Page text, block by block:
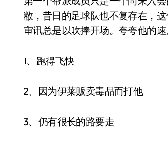
敝，昔日的足球队也不复存在，
审讯总是以吹捧开场。夸夸他的
1、跑得飞快
2、因为伊莱贩卖毒品而打他
3、仍有很长的路要走